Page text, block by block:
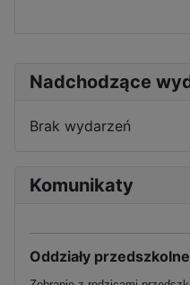
Nadchodzące
Brak wydarzeń
Komunikaty
Oddziały